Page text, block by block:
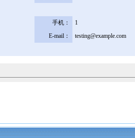
手机：
1
E-mail：
testing@example.com